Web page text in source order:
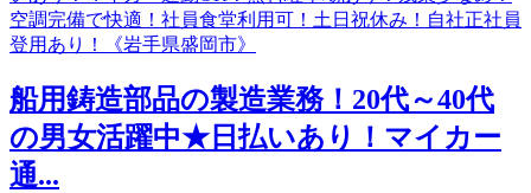
船用鋳造部品の製造業務！20代～40代
の男女活躍中★日払いあり！マイカー
通...